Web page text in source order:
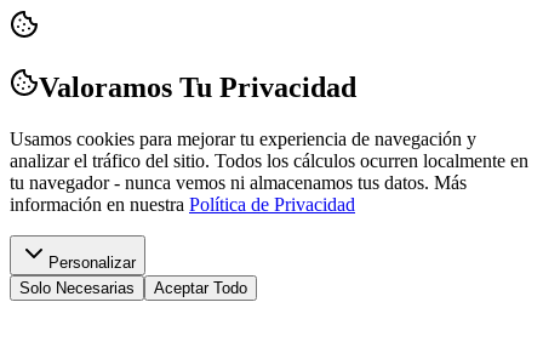
Valoramos Tu Privacidad
Usamos cookies para mejorar tu experiencia de navegación y
analizar el tráfico del sitio. Todos los cálculos ocurren localmente en
tu navegador - nunca vemos ni almacenamos tus datos. Más
información en nuestra Política de Privacidad
Personalizar
Solo Necesarias
Aceptar Todo